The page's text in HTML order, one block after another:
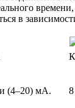
в
(4–20) мА.
8